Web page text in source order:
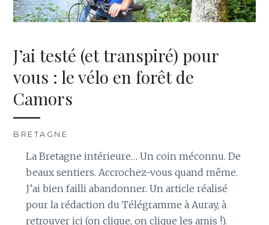
J’ai testé (et transpiré) pour
vous : le vélo en forêt de
Camors
BRETAGNE
La Bretagne intérieure… Un coin méconnu. De
beaux sentiers. Accrochez-vous quand même.
J’ai bien failli abandonner. Un article réalisé
pour la rédaction du Télégramme à Auray, à
retrouver ici (on clique, on clique les amis !).